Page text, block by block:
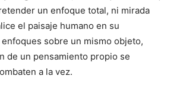
un enfoque total, ni mirada
el paisaje humano en su
sobre un mismo objeto,
de un pensamiento propio se
a la vez.